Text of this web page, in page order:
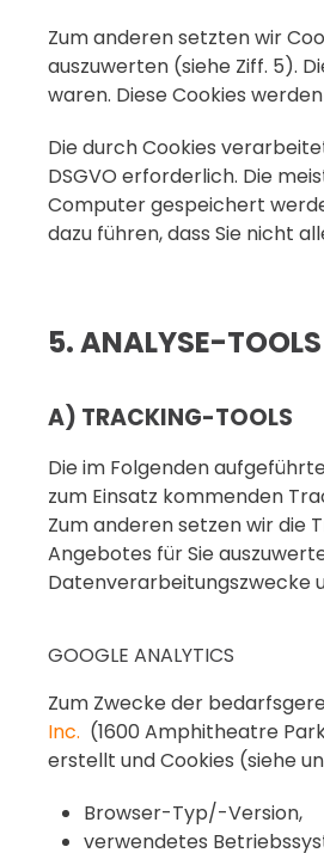
Zum anderen setzten wir
auszuwerten (siehe Ziff. 5).
waren. Diese Cookies
Die durch Cookies
DSGVO erforderlich. Die
Computer gespeichert
dazu führen, dass Sie nicht
5. ANALYSE-TOOLS
A) TRACKING-TOOLS
Die im Folgenden
zum Einsatz kommenden
Zum anderen setzen wir die
Angebotes für Sie
Datenverarbeitungszwecke
GOOGLE ANALYTICS
Zum Zwecke der
Inc. (1600 Amphitheatre
erstellt und Cookies (siehe
Browser-Typ/-Version,
verwendetes